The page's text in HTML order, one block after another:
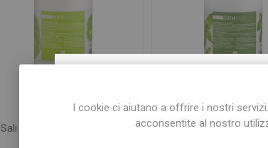
Iscriviti per conoscere le
Sali da Bagno Profumati al
Sali da Bagno
I cookie ci aiutano a offrire i nostri
acconsentite al nostro